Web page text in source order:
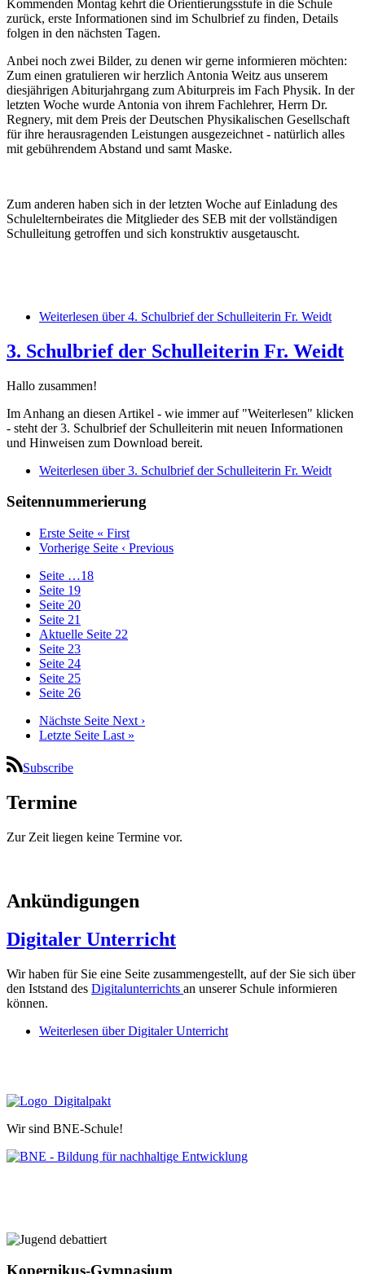
Kommenden Montag kehrt die Orientierungsstufe in die Schule
zurück, erste Informationen sind im Schulbrief zu finden, Details
folgen in den nächsten Tagen.
Anbei noch zwei Bilder, zu denen wir gerne informieren möchten:
Zum einen gratulieren wir herzlich Antonia Weitz aus unserem
diesjährigen Abiturjahrgang zum Abiturpreis im Fach Physik. In der
letzten Woche wurde Antonia von ihrem Fachlehrer, Herrn Dr.
Regnery, mit dem Preis der Deutschen Physikalischen Gesellschaft
für ihre herausragenden Leistungen ausgezeichnet - natürlich alles
mit gebührendem Abstand und samt Maske.
Zum anderen haben sich in der letzten Woche auf Einladung des
Schulelternbeirates die Mitglieder des SEB mit der vollständigen
Schulleitung getroffen und sich konstruktiv ausgetauscht.
Weiterlesen über 4. Schulbrief der Schulleiterin Fr. Weidt
3. Schulbrief der Schulleiterin Fr. Weidt
Hallo zusammen!
Im Anhang an diesen Artikel - wie immer auf "Weiterlesen" klicken
- steht der 3. Schulbrief der Schulleiterin mit neuen Informationen
und Hinweisen zum Download bereit.
Weiterlesen über 3. Schulbrief der Schulleiterin Fr. Weidt
Seitennummerierung
Erste Seite « First
Vorherige Seite ‹ Previous
Seite …18
Seite 19
Seite 20
Seite 21
Aktuelle Seite 22
Seite 23
Seite 24
Seite 25
Seite 26
Nächste Seite Next ›
Letzte Seite Last »
Subscribe
Termine
Zur Zeit liegen keine Termine vor.
Ankündigungen
Digitaler Unterricht
Wir haben für Sie eine Seite zusammengestellt, auf der Sie sich über
den Iststand des Digitalunterrichts an unserer Schule informieren
können.
Weiterlesen über Digitaler Unterricht
Wir sind BNE-Schule!
Kopernikus-Gymnasium